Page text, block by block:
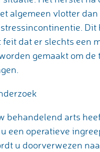
algemeen vlotter
Dit
feit dat er slechts een
gemaakt om de
behandelend arts
een operatieve
u doorverwezen